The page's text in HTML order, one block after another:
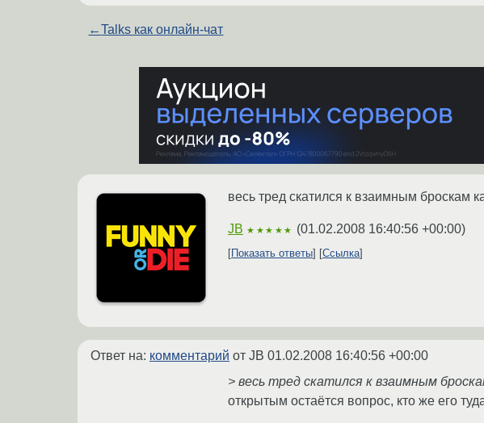
←Talks как онлайн-чат
весь тред скатился к взаимным броскам
JB ★★★★★ (01.02.2008 16:40:56 +00:00)
Показать ответы Ссылка
Ответ на: комментарий от JB 01.02.2008 16:40:56 +00:00
> весь тред скатился к взаимным
открытым остаётся вопрос, кто же его